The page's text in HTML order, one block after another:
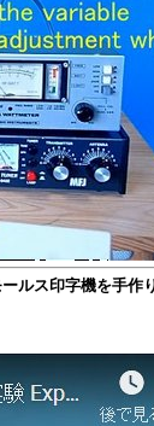
ルス印字機を手作